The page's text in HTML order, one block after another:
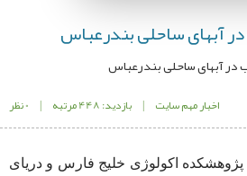
آبهای ساحلی بندرعباس
در آبهای ساحلی بندرعباس
اخبار مهم سایت | بازدید: 448 مرتبه | 0 نظر
اکولوژی خلیج فارس و دریای